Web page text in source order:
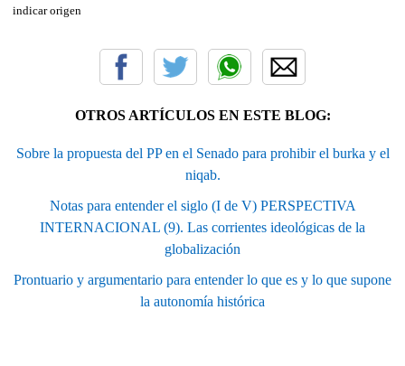
indicar origen
OTROS ARTÍCULOS EN ESTE BLOG:
Sobre la propuesta del PP en el Senado para prohibir el burka y el
niqab.
Notas para entender el siglo (I de V) PERSPECTIVA
INTERNACIONAL (9). Las corrientes ideológicas de la
globalización
Prontuario y argumentario para entender lo que es y lo que supone
la autonomía histórica